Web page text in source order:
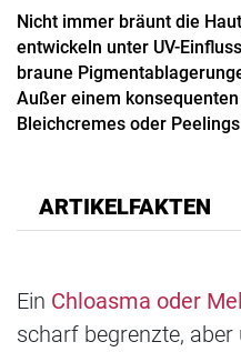
Nicht immer bräunt die
entwickeln unter UV-
braune
Außer einem konsequenten
Bleichcremes oder
ARTIKELFAKTEN
Ein Chloasma oder
scharf begrenzte,